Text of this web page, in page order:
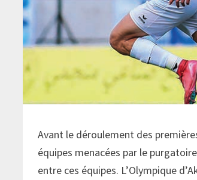
Avant le déroulement des
équipes menacées par le
entre ces équipes. L’Olympique